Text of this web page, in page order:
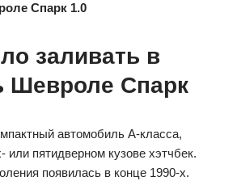
Спарк 1.0
заливать в
Шевроле Спарк
автомобиль А-класса,
или пятидверном кузове хэтчбек.
появилась в конце 1990-х.